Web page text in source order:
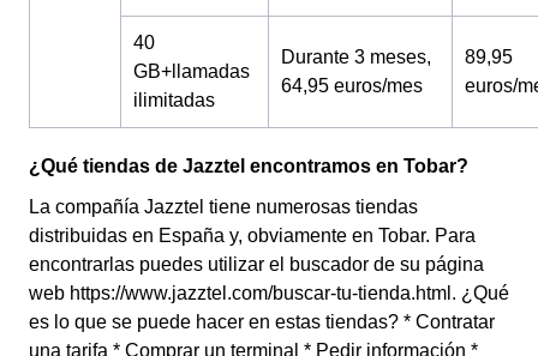
40
GB+llamadas
ilimitadas
Durante 3 meses,
64,95 euros/mes
89,95
euros/
¿Qué tiendas de Jazztel encontramos en Tobar?
La compañía Jazztel tiene numerosas tiendas
distribuidas en España y, obviamente en Tobar. Para
encontrarlas puedes utilizar el buscador de su página
web https://www.jazztel.com/buscar-tu-tienda.html. ¿Qué
es lo que se puede hacer en estas tiendas? * Contratar
una tarifa * Comprar un terminal * Pedir información *